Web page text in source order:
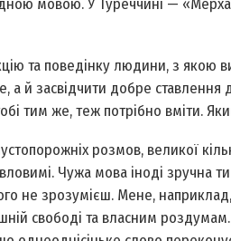
мовою. У Туреччині —
та поведінку людини, з якою
й засвідчити добре ставлення
тим же, теж потрібно вміти.
розмов, великої
Чужа мова іноді зручна
не зрозумієш. Мене,
свободі та власним